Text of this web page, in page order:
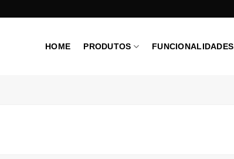
HOME PRODUTOS FUNCIONALIDADES